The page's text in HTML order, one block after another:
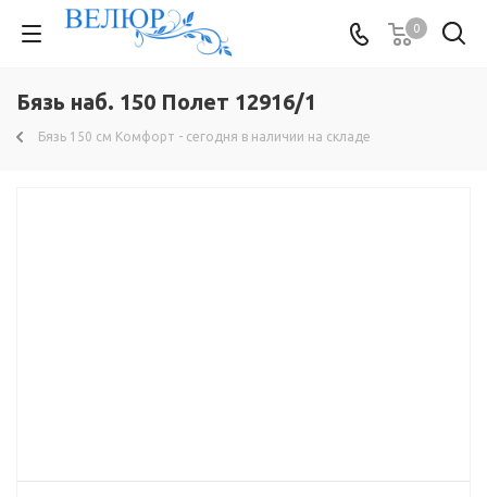
0
Бязь наб. 150 Полет 12916/1
Бязь 150 см Комфорт - сегодня в наличии на складе